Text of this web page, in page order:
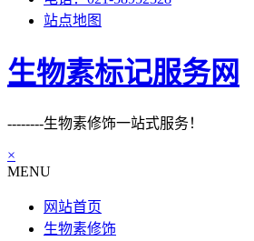
站点地图
生物素标记服务网
--------生物素修饰一站式服务！
×
MENU
网站首页
生物素修饰